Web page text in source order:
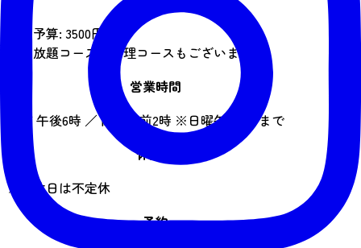
平均予算: 3500円
飲み放題コース、料理コースもございます
営業時間
開店 午後6時 ／ 閉店午前2時 ※日曜午前0時まで
休業日
※定休日は不定休
予約